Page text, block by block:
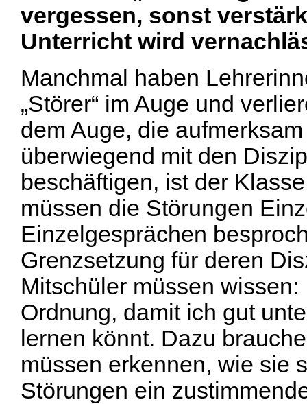
vergessen, sonst
Unterricht wird
Manchmal haben
„Störer“ im Auge und
dem Auge, die
überwiegend mit den
beschäftigen, ist der
müssen die Störungen
Einzelgesprächen
Grenzsetzung für deren
Mitschüler müssen
Ordnung, damit ich gut
lernen könnt. Dazu
müssen erkennen, wie sie
Störungen ein